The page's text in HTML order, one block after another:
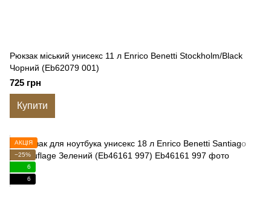
Рюкзак міський унисекс 11 л Enrico Benetti Stockholm/Black
Чорний (Eb62079 001)
725 грн
Купити
АКЦІЯ
−25%
6
6